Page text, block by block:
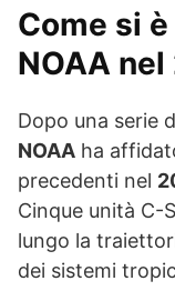
Come si
NOAA
Dopo una serie
NOAA ha
precedenti nel
Cinque unità C-
lungo la
dei sistemi